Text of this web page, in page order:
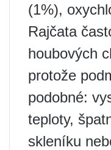
(1%),
Rajčata
houbových
protože
podobné:
teploty,
skleníku